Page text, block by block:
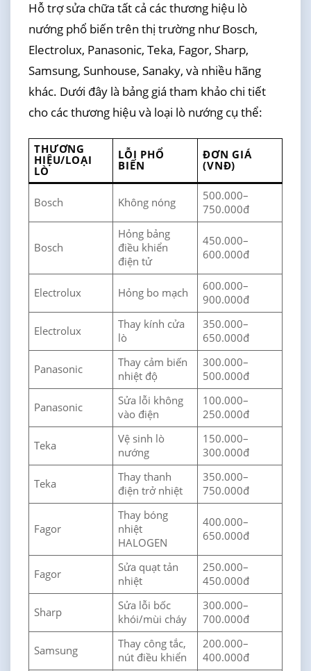
Hỗ trợ sửa chữa tất cả các thương hiệu lò
nướng phổ biến trên thị trường như Bosch,
Electrolux, Panasonic, Teka, Fagor, Sharp,
Samsung, Sunhouse, Sanaky, và nhiều hãng
khác. Dưới đây là bảng giá tham khảo chi tiết
cho các thương hiệu và loại lò nướng cụ thể:
THƯƠNG
HIỆU/LOẠI
LÒ
LỖI PHỔ
BIẾN
ĐƠN GIÁ
(VNĐ)
Bosch Không nóng
500.000–
750.000đ
Bosch
Hỏng bảng
điều khiển
điện tử
450.000–
600.000đ
Electrolux Hỏng bo mạch
600.000–
900.000đ
Electrolux
Thay kính cửa
lò
350.000–
650.000đ
Panasonic
Thay cảm biến
nhiệt độ
300.000–
500.000đ
Panasonic
Sửa lỗi không
vào điện
100.000–
250.000đ
Teka
Vệ sinh lò
nướng
150.000–
300.000đ
Teka
Thay thanh
điện trở nhiệt
350.000–
750.000đ
Fagor
Thay bóng
nhiệt
HALOGEN
400.000–
650.000đ
Fagor
Sửa quạt tản
nhiệt
250.000–
450.000đ
Sharp
Sửa lỗi bốc
khói/mùi cháy
300.000–
700.000đ
Samsung
Thay công tắc,
nút điều khiển
200.000–
400.000đ